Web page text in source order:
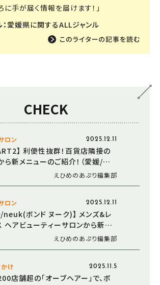
に手が届く情報を届けます！」
愛媛県に関するALLジャンル
CHECK
ロン 2025.12.11
】 利便性抜群！百貨店隣接の
ら新メニューのご紹介！（愛媛/松
えひめのあぷり編集部
ロン 2025.12.11
neuk(ボンド ヌーク)】 メンズ&レ
ヘアビューティーサロンから新メ
場！（愛媛/松山市・新メニュー）
えひめのあぷり編集部
け 2025.11.5
店舗超の「オーブヘアー」で、ボ